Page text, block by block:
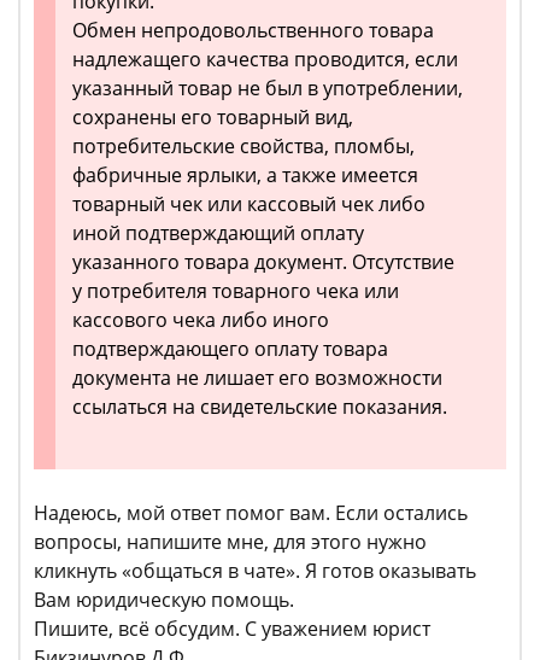
Обмен непродовольственного товара
надлежащего качества проводится, если
указанный товар не был в употреблении,
сохранены его товарный вид,
потребительские свойства, пломбы,
фабричные ярлыки, а также имеется
товарный чек или кассовый чек либо
иной подтверждающий оплату
указанного товара документ. Отсутствие
у потребителя товарного чека или
кассового чека либо иного
подтверждающего оплату товара
документа не лишает его возможности
ссылаться на свидетельские показания.
Надеюсь, мой ответ помог вам. Если остались
вопросы, напишите мне, для этого нужно
кликнуть «общаться в чате». Я готов оказывать
Вам юридическую помощь.
Пишите, всё обсудим. С уважением юрист